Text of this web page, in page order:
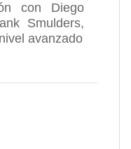
ENTRE LOS
con Diego
Smulders,
avanzado
GÓMEZ